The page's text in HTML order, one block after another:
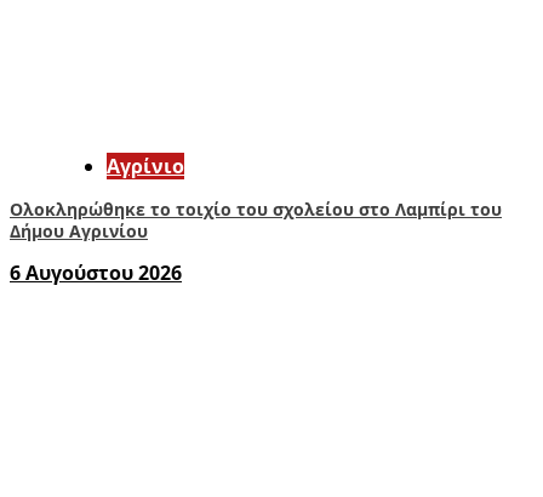
Aγρίνιο
Ολοκληρώθηκε το τοιχίο του σχολείου στο Λαμπίρι του
Δήμου Αγρινίου
6 Αυγούστου 2026